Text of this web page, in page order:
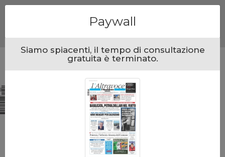
Paywall
Siamo spiacenti, il tempo di consultazione
gratuita è terminato.